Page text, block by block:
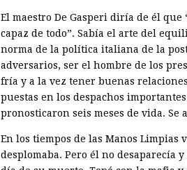
El maestro De Gasperi diría de él que
capaz de todo”. Sabía el arte del
norma de la política italiana de la
adversarios, ser el hombre de los
fría y a la vez tener buenas
puestas en los despachos
pronosticaron seis meses de vida.
En los tiempos de las Manos Limpias
desplomaba. Pero él no desaparecía